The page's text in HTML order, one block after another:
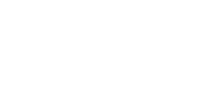
einreichen.
Ihren Antrag und leitet ihn
weiter.